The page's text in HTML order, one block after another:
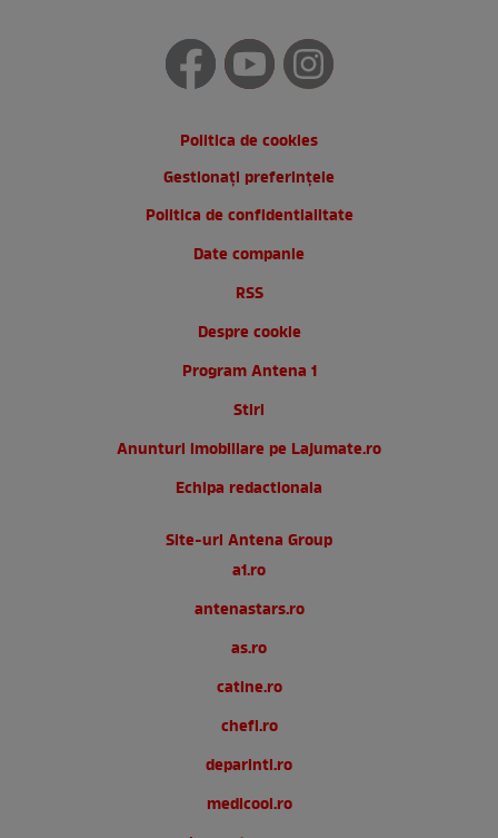
Politica de cookies
Gestionați preferințele
Politica de confidentialitate
Date companie
RSS
Despre cookie
Program Antena 1
Stiri
Anunturi imobiliare pe Lajumate.ro
Echipa redactionala
Site-uri Antena Group
a1.ro
antenastars.ro
as.ro
catine.ro
chefi.ro
deparinti.ro
medicool.ro